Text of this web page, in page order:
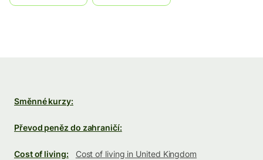
Směnné kurzy:
Převod peněz do zahraničí:
Cost of living:
Cost of living in United Kingdom